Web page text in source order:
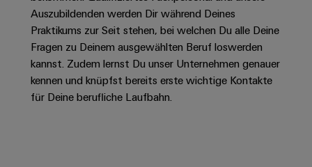
Sonnenenergie
Schaltschrankbau
Lösungen
für
Herausforderungen
im
EZA-
Regler
Gerätehersteller
und
Smart
Metering
Weidmüller
Industrial
ALLE
SERVICES
Events
Globale
Messen
&
Events
in unseren
Auszubildenden werden Dir während Deines
Praktikums zur Seit stehen, bei welchen Du alle Deine
Fragen zu Deinem ausgewählten Beruf loswerden
kannst. Zudem lernst Du unser Unternehmen genauer
kennen und knüpfst bereits erste wichtige Kontakte
für Deine berufliche Laufbahn.